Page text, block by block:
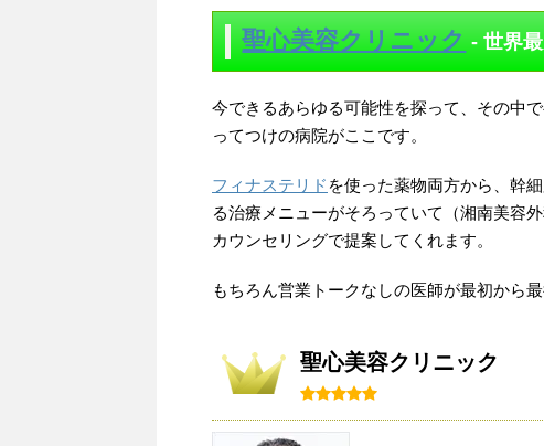
聖心美容クリニック - 世界
今できるあらゆる可能性を探って、その中
ってつけの病院がここです。
フィナステリド を使った薬物両方から、幹
る治療メニューがそろっていて（湘南美容
カウンセリングで提案してくれます。
もちろん営業トークなしの医師が最初から
聖心美容クリニック